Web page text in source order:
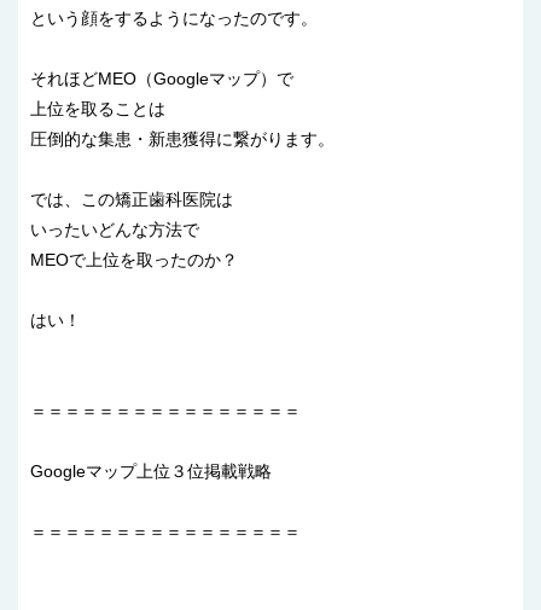
という顔をするようになったのです。
それほどMEO（Googleマップ）で
上位を取ることは
圧倒的な集患・新患獲得に繋がります。
では、この矯正歯科医院は
いったいどんな方法で
MEOで上位を取ったのか？
はい！
＝＝＝＝＝＝＝＝＝＝＝＝＝＝＝＝
Googleマップ上位３位掲載戦略
＝＝＝＝＝＝＝＝＝＝＝＝＝＝＝＝